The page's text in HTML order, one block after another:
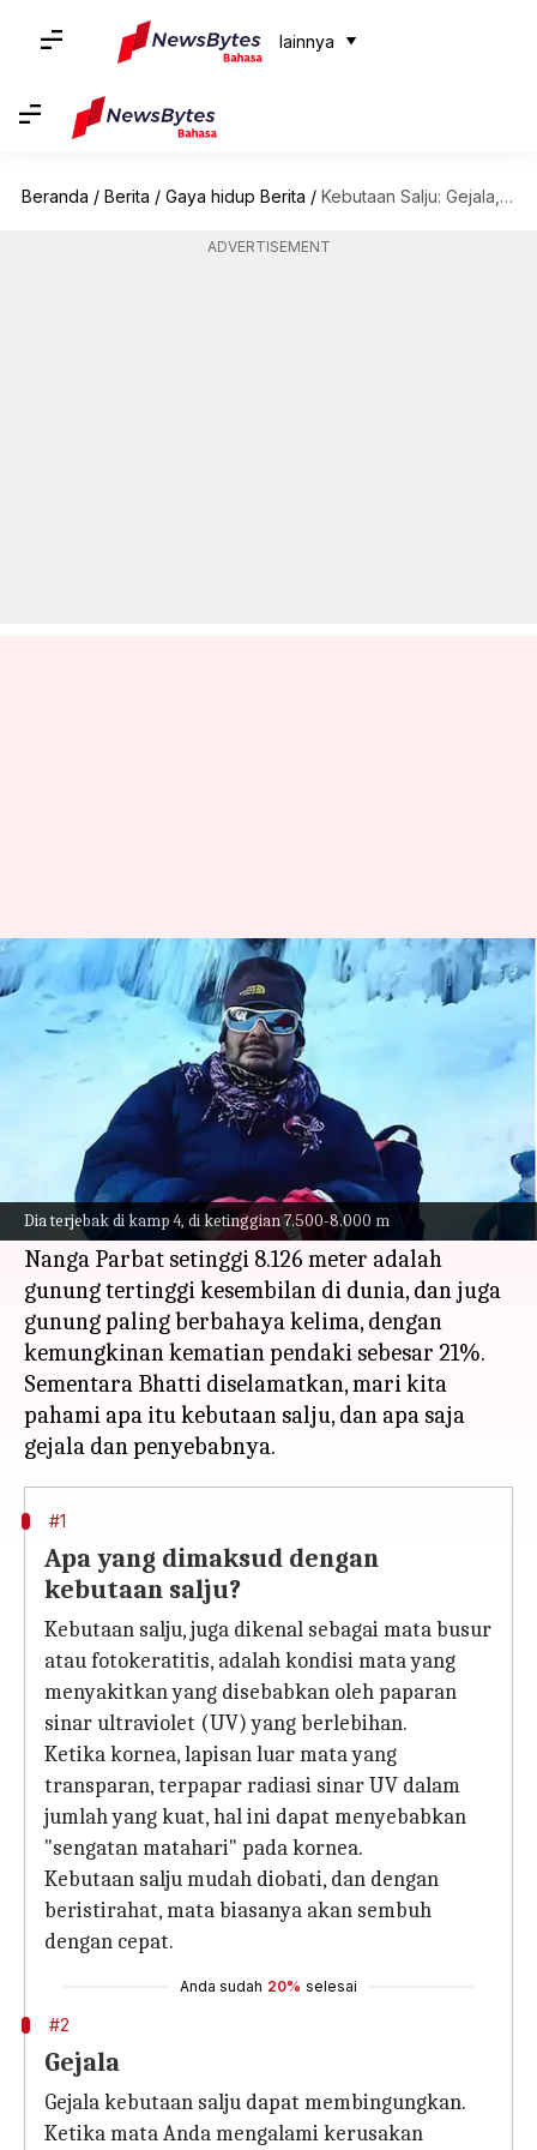
lainnya
Beranda / Berita / Gaya hidup Berita / Kebutaan Salju: Gejala, penyebab, dan pengobatan
ADVERTISEMENT
Dia terjebak di kamp 4, di ketinggian 7.500-8.000 m
Kebutaan Salju: Gejala,
penyebab, dan pengobatan
Jul 07, 2023
Apa ceritanya
Asif Bhatti, seorang pendaki dari Pakistan,
terdampar di Nanga Parbat karena kebutaan
salju.
Nanga Parbat setinggi 8.126 meter adalah
gunung tertinggi kesembilan di dunia, dan juga
gunung paling berbahaya kelima, dengan
kemungkinan kematian pendaki sebesar 21%.
Sementara Bhatti diselamatkan, mari kita
pahami apa itu kebutaan salju, dan apa saja
#1
Apa yang dimaksud dengan
kebutaan salju?
Kebutaan salju, juga dikenal sebagai mata busur
atau fotokeratitis, adalah kondisi mata yang
menyakitkan yang disebabkan oleh paparan
sinar ultraviolet (UV) yang berlebihan.
Ketika kornea, lapisan luar mata yang
transparan, terpapar radiasi sinar UV dalam
jumlah yang kuat, hal ini dapat menyebabkan
"sengatan matahari" pada kornea.
Kebutaan salju mudah diobati, dan dengan
beristirahat, mata biasanya akan sembuh
dengan cepat.
Anda sudah 20% selesai
#2
Gejala
Gejala kebutaan salju dapat membingungkan.
Ketika mata Anda mengalami kerusakan